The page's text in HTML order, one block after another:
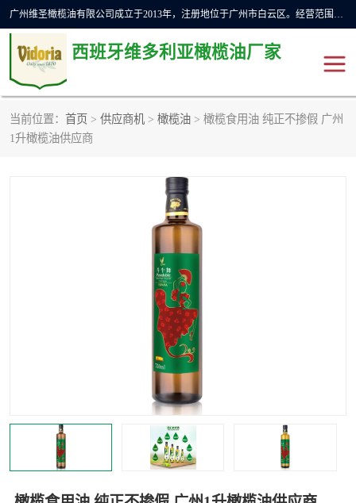
广州维圣橄榄油有限公司成立于2013年，注册地位于广州市白云区。经营范围包括饲料原料销售;畜牧渔业饲料销售;化妆品批发;贸易经纪;食品进出口等，主要产品有：橄榄果渣油，橄榄油，纯橄榄油等。
西班牙维多利亚橄榄油厂家
当前位置： 首页 > 供应商机 > 橄榄油 > 橄榄食用油 纯正不掺假 广州
1升橄榄油供应商
橄榄油